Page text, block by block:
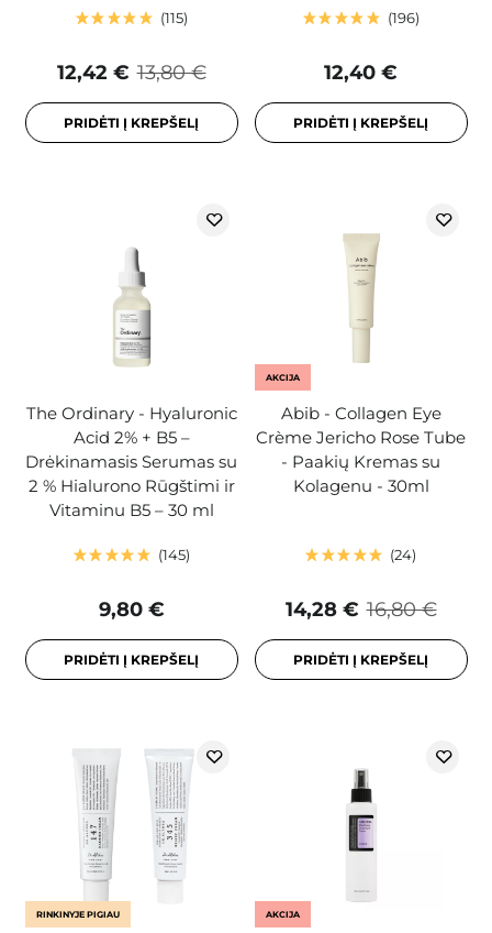
115
13,80 €
12,42 €
PRIDĖTI Į KREPŠELĮ
196
12,40 €
PRIDĖTI Į KREPŠELĮ
The Ordinary - Hyaluronic
Acid 2% + B5 –
Drėkinamasis Serumas su
2 % Hialurono Rūgštimi ir
Vitaminu B5 – 30 ml
145
9,80 €
PRIDĖTI Į KREPŠELĮ
AKCIJA
Abib - Collagen Eye
Crème Jericho Rose Tube
- Paakių Kremas su
Kolagenu - 30ml
24
16,80 €
14,28 €
PRIDĖTI Į KREPŠELĮ
RINKINYJE PIGIAU AKCIJA